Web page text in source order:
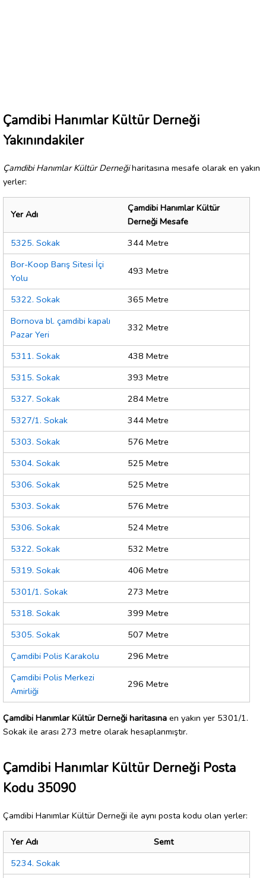
Çamdibi Hanımlar Kültür Derneği
Yakınındakiler
Çamdibi Hanımlar Kültür Derneğiharitasına mesafe olarak en yakın
yerler:
Yer Adı
Çamdibi Hanımlar Kültür
Derneği Mesafe
5325. Sokak
344 Metre
Bor-Koop Barış Sitesi İçi
Yolu
493 Metre
5322. Sokak
365 Metre
Bornova bl. çamdibi kapalı
Pazar Yeri
332 Metre
5311. Sokak
438 Metre
5315. Sokak
393 Metre
5327. Sokak
284 Metre
5327/1. Sokak
344 Metre
5303. Sokak
576 Metre
5304. Sokak
525 Metre
5306. Sokak
525 Metre
5303. Sokak
576 Metre
5306. Sokak
524 Metre
5322. Sokak
532 Metre
5319. Sokak
406 Metre
5301/1. Sokak
273 Metre
5318. Sokak
399 Metre
5305. Sokak
507 Metre
Çamdibi Polis Karakolu
296 Metre
Çamdibi Polis Merkezi
Amirliği
296 Metre
Çamdibi Hanımlar Kültür Derneği haritasına en yakın yer 5301/1.
Sokak ile arası 273 metre olarak hesaplanmıştır.
Çamdibi Hanımlar Kültür Derneği Posta
Kodu 35090
Çamdibi Hanımlar Kültür Derneği ile aynı posta kodu olan yerler:
Yer Adı
Semt
5234. Sokak